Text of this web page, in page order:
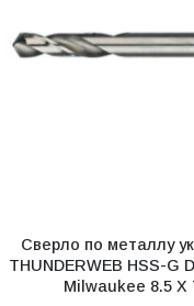
Сверло по металлу
THUNDERWEB HSS-G
Milwaukee 8.5 X